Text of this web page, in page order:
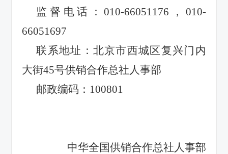
监督电话：010-66051176， 010-
66051697
联系地址：北京市西城区复兴门内
大街45号供销合作总社人事部
邮政编码： 100801
中华全国供销合作总社人事部